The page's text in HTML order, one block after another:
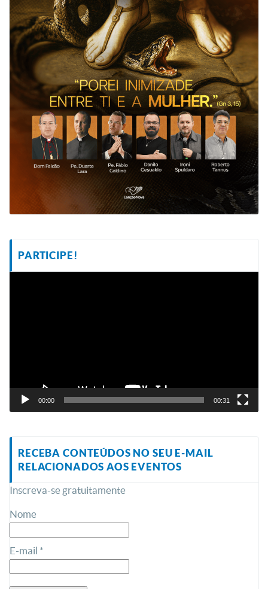
PARTICIPE!
00:00 00:31
RECEBA CONTEÚDOS NO SEU E-MAIL
RELACIONADOS AOS EVENTOS
Inscreva-se gratuitamente
Nome
E-mail *